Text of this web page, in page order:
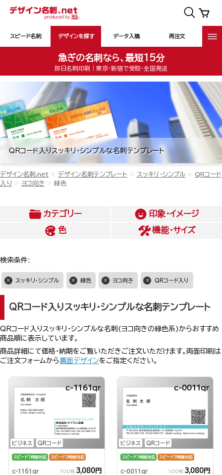
スピード名刺 デザインを探す データ入稿 再注文
急ぎの名刺なら、最短15分
即日名刺印刷｜東京・新宿で受取・全国発送
QRコード入りスッキリ・シンプルな名刺テンプレート
デザイン名刺.net デザイン名刺テンプレート スッキリ・シンプル
QRコード
入り
ヨコ向き 緑色
カテゴリー
印象・イメージ
色
機能・サイズ
検索条件:
スッキリ・シンプル 緑色 ヨコ向き QRコード入り
QRコード入りスッキリ・シンプルな名刺テンプレート
QRコード入りスッキリ・シンプルな名刺(ヨコ向きの緑色系)からおすすめ
商品順に表示しています。
商品詳細にて価格・納期をご覧いただきご注文いただけます。両面印刷は
ご注文フォームから裏面デザインをご指定ください。
ビジネス QRコード
c-1161qr
スピード1時間対応 スピード3時間対応
c-1161qr 100枚 3,080円
ビジネス QRコード
c-0011qr
スピード1時間対応 スピード3時間対応
c-0011qr 100枚 3,080円